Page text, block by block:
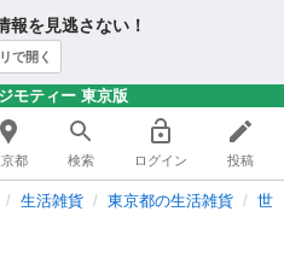
報を見逃さない！
で開く
モティー 東京版
都 検索 ログイン 投稿
生活雑貨 東京都の生活雑貨 世